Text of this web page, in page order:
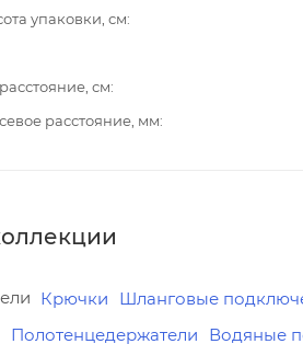
упаковки, см
см
расстояние, мм
Крючки Шланговые
Полотенцедержатели Водяные